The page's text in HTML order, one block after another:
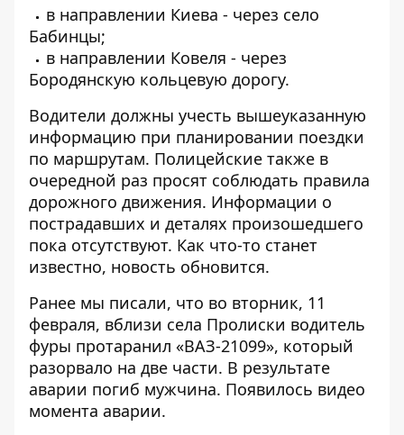
в направлении Киева - через село
Бабинцы;
в направлении Ковеля - через
Бородянскую кольцевую дорогу.
Водители должны учесть вышеуказанную
информацию при планировании поездки
по маршрутам. Полицейские также в
очередной раз просят соблюдать правила
дорожного движения. Информации о
пострадавших и деталях произошедшего
пока отсутствуют. Как что-то станет
известно, новость обновится.
Ранее мы писали, что во вторник, 11
февраля, вблизи села Пролиски водитель
фуры протаранил «ВАЗ-21099», который
разорвало на две части. В результате
аварии погиб мужчина. Появилось видео
момента аварии.